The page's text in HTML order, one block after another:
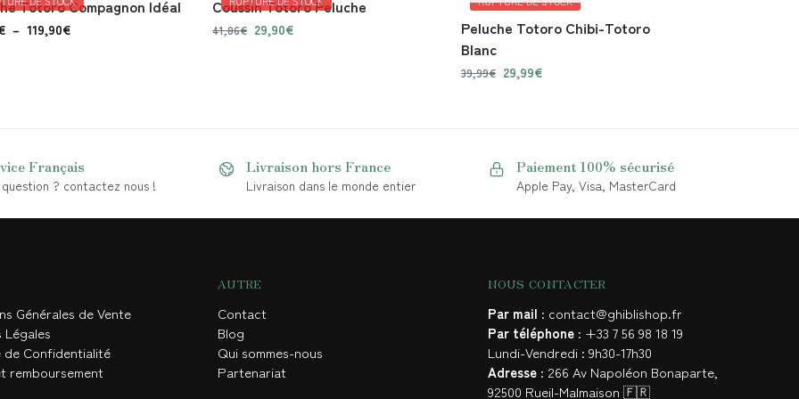
Totoro Compagnon Idéal
– 119,90€
Coussin Totoro Peluche
41,86€ 29,90€
Peluche Totoro Chibi-Totoro
Blanc
39,99€ 29,99€
Français
question ? contactez nous !
Livraison hors France
Livraison dans le monde entier
Paiement 100% sécurisé
Apple Pay, Visa, MasterCard
Générales de Vente
Légales
de Confidentialité
remboursement
AUTRE
Contact
Blog
Qui sommes-nous
Partenariat
NOUS CONTACTER
Par mail : contact@ghiblishop.fr
Par téléphone: +33 7 56 98 18 19
Lundi-Vendredi : 9h30-17h30
Adresse: 266 Av Napoléon Bonaparte,
92500 Rueil-Malmaison 🇫🇷